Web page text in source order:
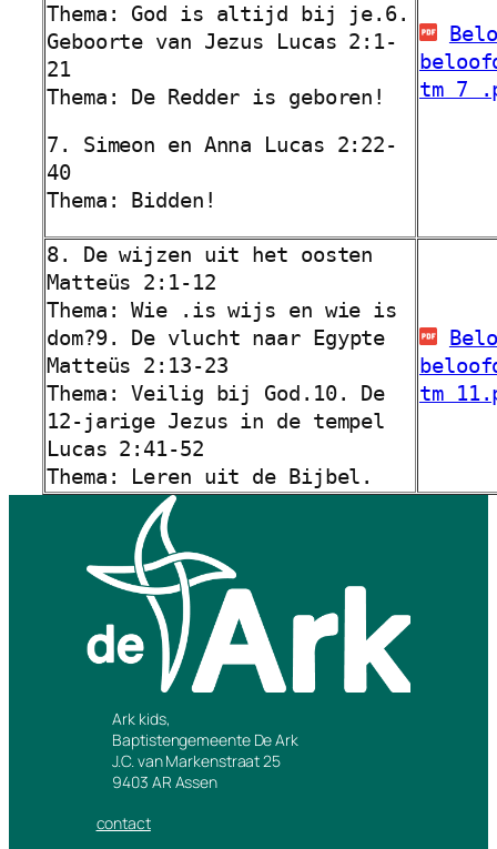
Thema: God is altijd bij je. 6.
Geboorte van Jezus Lucas 2:1-
21
Thema: De Redder is geboren!
7. Simeon en Anna Lucas 2:22-
40
Thema: Bidden!
tm 7
8. De wijzen uit het oosten
Matteüs 2:1-12
Thema: Wie .is wijs en wie is
dom?9. De vlucht naar Egypte
Matteüs 2:13-23
Thema: Veilig bij God. 10. De
12-jarige Jezus in de tempel
Lucas 2:41-52
Thema: Leren uit de Bijbel.
tm
Ark kids,
Baptistengemeente De Ark
J.C. van Markenstraat 25
9403 AR Assen
contact